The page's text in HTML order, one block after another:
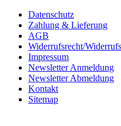
Datenschutz
Zahlung & Lieferung
AGB
Widerrufsrecht/
Impressum
Newsletter Anmeldung
Newsletter Abmeldung
Kontakt
Sitemap